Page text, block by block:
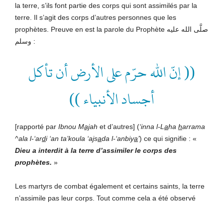
la terre, s’ils font partie des corps qui sont assimilés par la
terre. Il s’agit des corps d’autres personnes que les
prophètes. Preuve en est la parole du Prophète صلَّى الله عليه
وسلم :
(( إنّ الله حرّم على الأرض أن تأكل
أجساد الأنبياء ))
[rapporté par Ibnou Majah et d’autres] (‘inna l-L aha harrama
^ala l-‘ardi ‘an ta’koula ‘ajsada l-‘anbiya’) ce qui signifie : «
Dieu a interdit à la terre d’assimiler le corps des
prophètes. »
Les martyrs de combat également et certains saints, la terre
n’assimile pas leur corps. Tout comme cela a été observé